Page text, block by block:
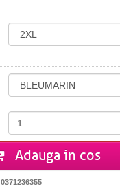
Adauga in cos
0371236355